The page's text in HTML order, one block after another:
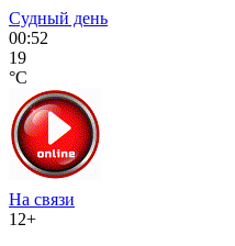
Судный день
00:52
19
°C
На связи
12+